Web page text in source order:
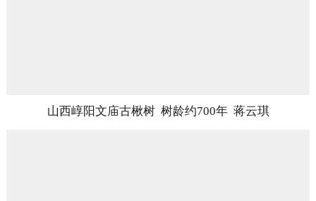
山西崞阳文庙古楸树 树龄约700年 蒋云琪